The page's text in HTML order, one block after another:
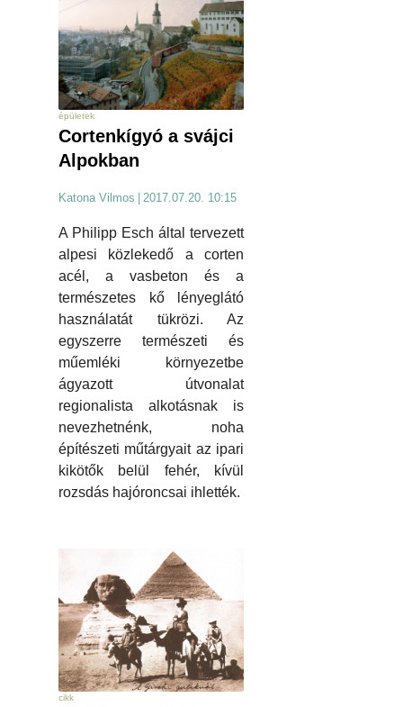
épületek
Cortenkígyó a svájci
Alpokban
Katona Vilmos | 2017.07.20. 10:15
A Philipp Esch által tervezett
alpesi közlekedő a corten
acél, a vasbeton és a
természetes kő lényeglátó
használatát tükrözi. Az
egyszerre természeti és
műemléki környezetbe
ágyazott útvonalat
regionalista alkotásnak is
nevezhetnénk, noha
építészeti műtárgyait az ipari
kikötők belül fehér, kívül
rozsdás hajóroncsai ihlették.
cikk